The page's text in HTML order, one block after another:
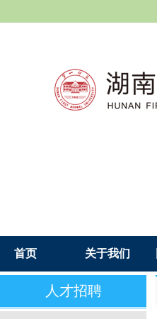
首页 关于我们
人才招聘